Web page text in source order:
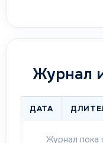
Журнал
ДАТА
Журнал пока